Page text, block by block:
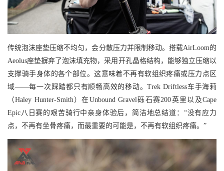
传统泡沫座垫压缩不均匀，会分散压力并限制移动。搭载AirLoom的
Aeolus座垫摒弃了泡沫填充物，采用开孔晶格结构，能够独立压缩以
支撑骑手身体的各个部位。这意味着不再有软组织疼痛或压力点区
域——每一次踩踏都只有顺畅高效的移动。Trek Driftless车手海莉
（Haley Hunter-Smith）在Unbound Gravel砾石赛200英里以及Cape
Epic八日赛的艰苦骑行中亲身体验后，简洁地总结道：“没有应力
点，不再有坐骨疼痛，而最重要的可能是，不再有软组织疼痛。”